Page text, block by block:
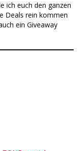
ich euch den ganzen
Deals rein kommen
ein Giveaway